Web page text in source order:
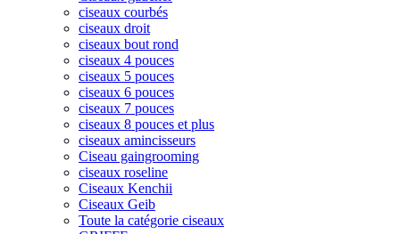
ciseaux courbés
ciseaux droit
ciseaux bout rond
ciseaux 4 pouces
ciseaux 5 pouces
ciseaux 6 pouces
ciseaux 7 pouces
ciseaux 8 pouces et plus
ciseaux amincisseurs
Ciseau gaingrooming
ciseaux roseline
Ciseaux Kenchii
Ciseaux Geib
Toute la catégorie ciseaux